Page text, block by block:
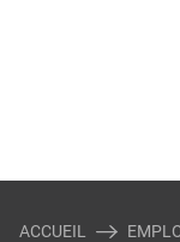
ACCUEIL